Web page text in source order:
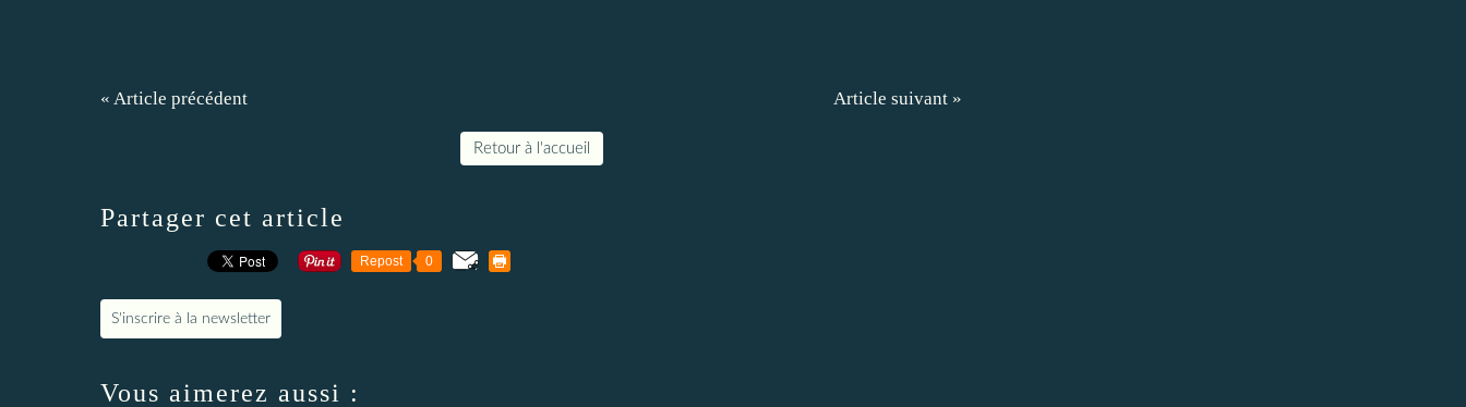
« Article précédent Article suivant »
Retour à l'accueil
Partager cet article
Repost 0
S'inscrire à la newsletter
Vous aimerez aussi :